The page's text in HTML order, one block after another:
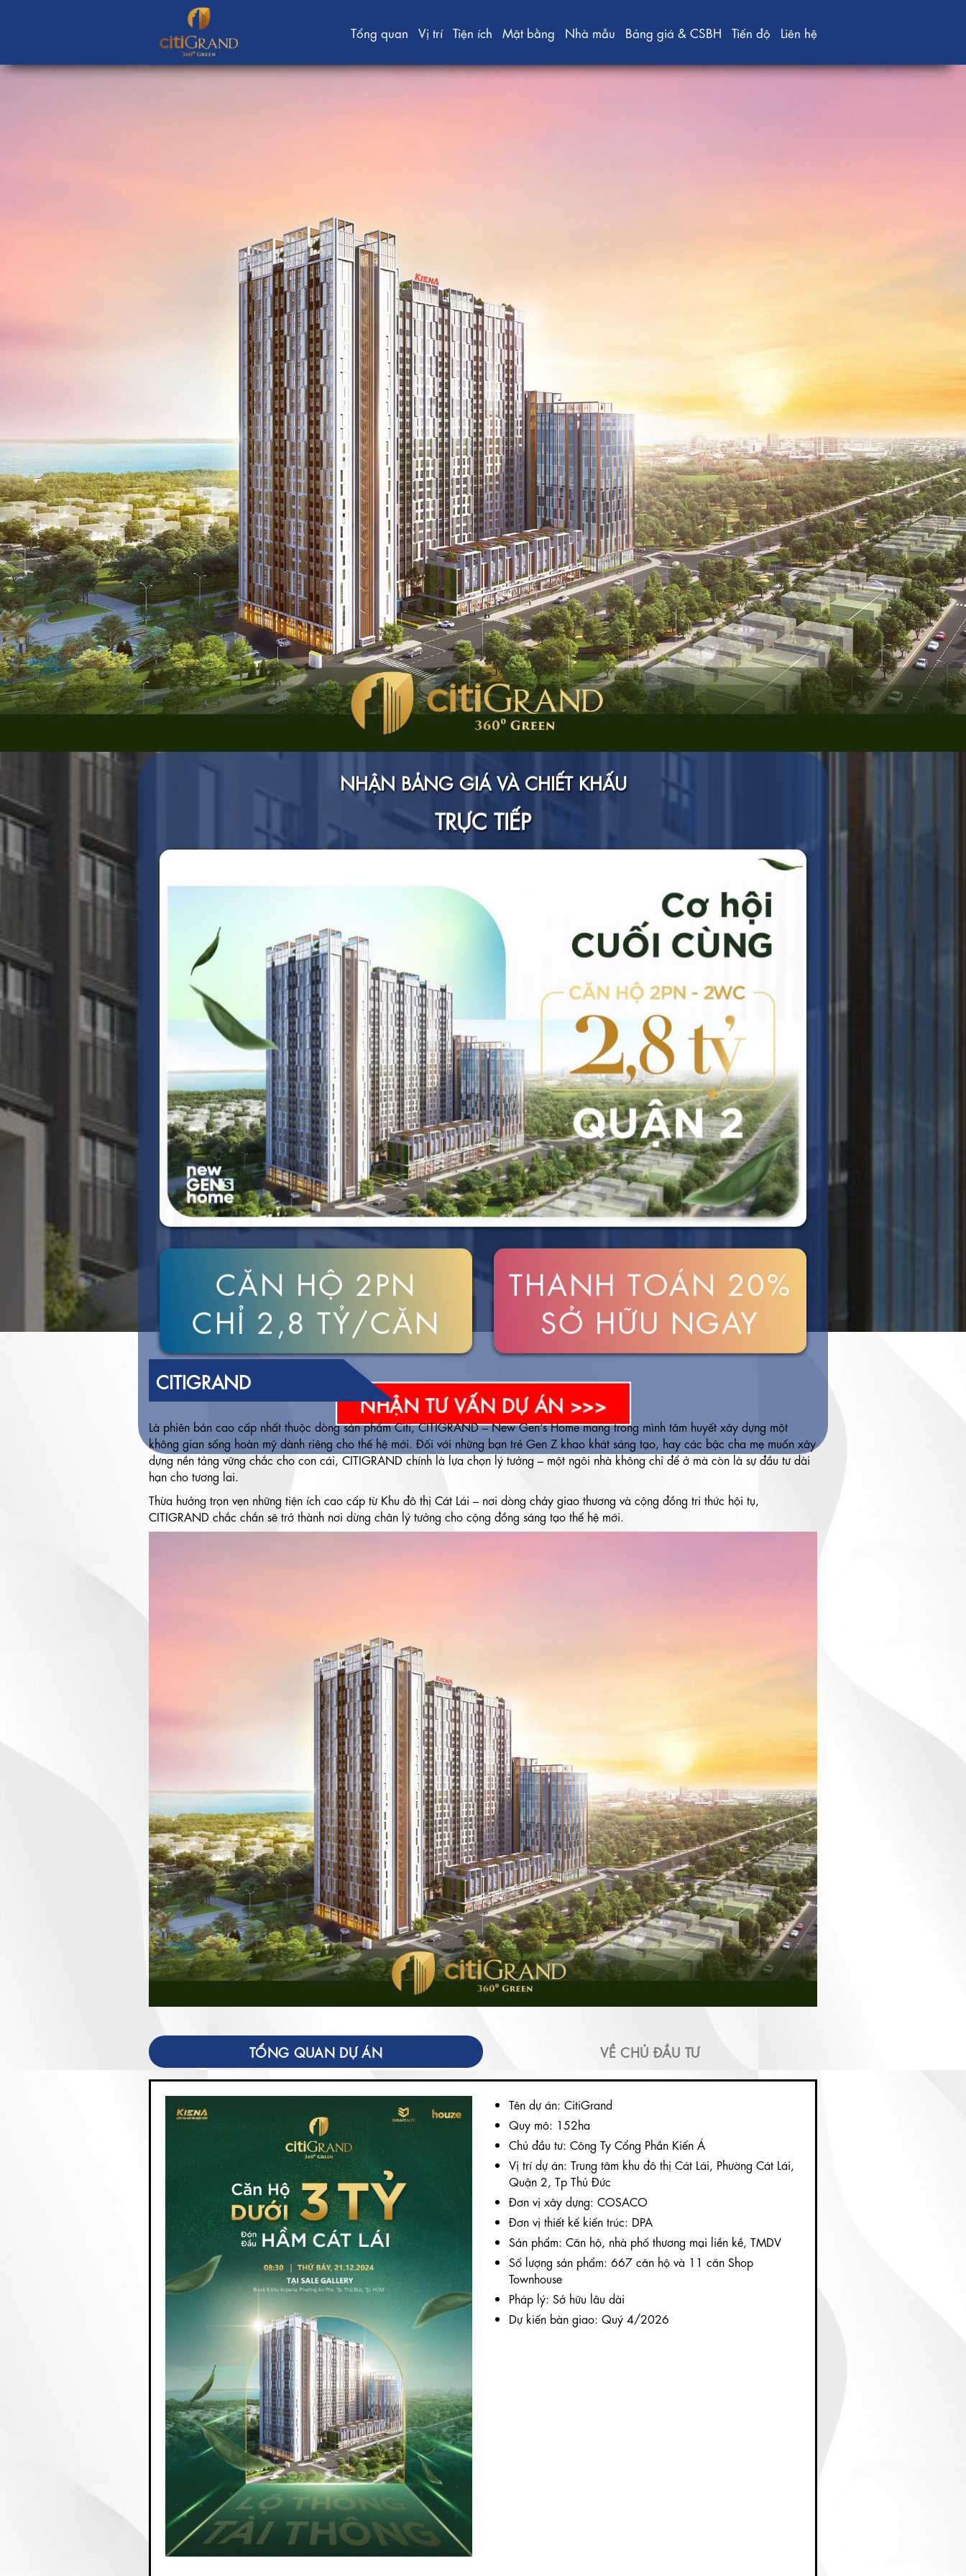
Tổng quan Vị trí Tiện ích Mặt bằng Nhà mẫu Bảng giá & CSBH Tiến độ Liên hệ
NHẬN BẢNG GIÁ VÀ CHIẾT KHẤU
TRỰC TIẾP
CĂN HỘ 2PN
CHỈ 2,8 TỶ/CĂN
THANH TOÁN 20%
SỞ HỮU NGAY
NHẬN TƯ VẤN DỰ ÁN >>>
CITIGRAND
Là phiên bản cao cấp nhất thuộc dòng sản phẩm Citi, CITIGRAND – New Gen’s Home mang trong mình tâm huyết xây dựng một
không gian sống hoàn mỹ dành riêng cho thế hệ mới. Đối với những bạn trẻ Gen Z khao khát sáng tạo, hay các bậc cha mẹ muốn xây
dựng nền tảng vững chắc cho con cái, CITIGRAND chính là lựa chọn lý tưởng – một ngôi nhà không chỉ để ở mà còn là sự đầu tư dài
hạn cho tương lai.
Thừa hưởng trọn vẹn những tiện ích cao cấp từ Khu đô thị Cát Lái – nơi dòng chảy giao thương và cộng đồng tri thức hội tụ,
CITIGRAND chắc chắn sẽ trở thành nơi dừng chân lý tưởng cho cộng đồng sáng tạo thế hệ mới.
TỔNG QUAN DỰ ÁN VỀ CHỦ ĐẦU TƯ
Tên dự án: CitiGrand
Quy mô: 152ha
Chủ đầu tư: Công Ty Cổng Phần Kiến Á
Vị trí dự án: Trung tâm khu đô thị Cát Lái, Phường Cát Lái,
Quận 2, Tp Thủ Đức
Đơn vị xây dựng: COSACO
Đơn vị thiết kế kiến trúc: DPA
Sản phẩm: Căn hộ, nhà phố thương mại liền kề, TMDV
Số lượng sản phẩm: 667 căn hộ và 11 căn Shop
Townhouse
Pháp lý: Sở hữu lâu dài
Dự kiến bàn giao: Quý 4/2026